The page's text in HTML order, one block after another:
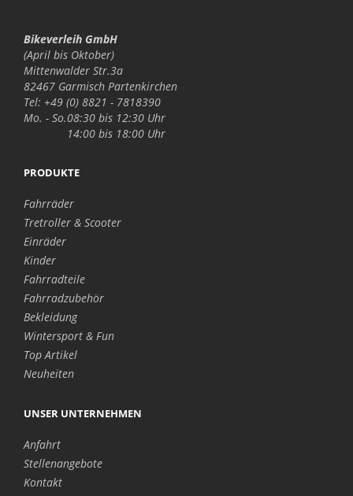
Bikeverleih GmbH
(April bis Oktober)
Mittenwalder Str.3a
82467 Garmisch Partenkirchen
Tel: +49 (0) 8821 - 7818390
Mo. - So.08:30 bis 12:30 Uhr
14:00 bis 18:00 Uhr
PRODUKTE
Fahrräder
Tretroller & Scooter
Einräder
Kinder
Fahrradteile
Fahrradzubehör
Bekleidung
Wintersport & Fun
Top Artikel
Neuheiten
UNSER UNTERNEHMEN
Anfahrt
Stellenangebote
Kontakt